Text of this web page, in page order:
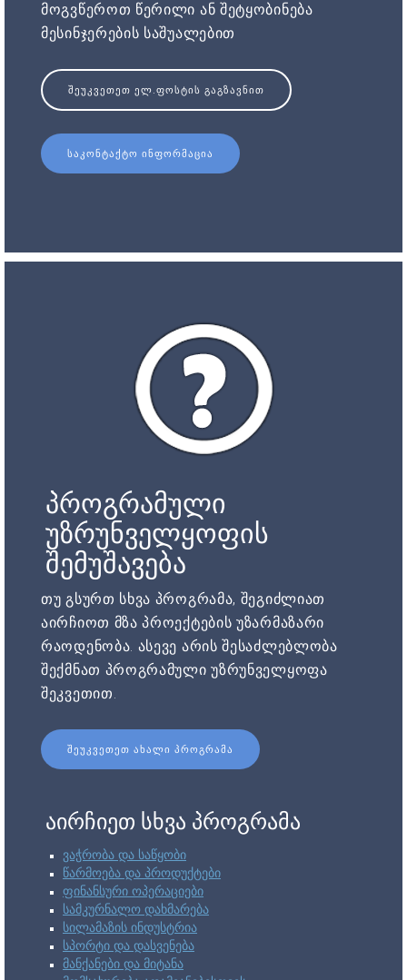
მოგვწეროთ წერილი ან შეტყობინება
მესინჯერების საშუალებით
ᲨᲔᲣᲙᲕᲔᲗᲔᲗ ᲔᲚ.ᲤᲝᲡᲢᲘᲡ ᲒᲐᲒᲖᲐᲕᲜᲘᲗ
ᲡᲐᲙᲝᲜᲢᲐᲥᲢᲝ ᲘᲜᲤᲝᲠᲛᲐᲪᲘᲐ
პროგრამული
უზრუნველყოფის
შემუშავება
თუ გსურთ სხვა პროგრამა, შეგიძლიათ
აირჩიოთ მზა პროექტების უზარმაზარი
რაოდენობა. ასევე არის შესაძლებლობა
შექმნათ პროგრამული უზრუნველყოფა
შეკვეთით.
ᲨᲔᲣᲙᲕᲔᲗᲔᲗ ᲐᲮᲐᲚᲘ ᲞᲠᲝᲒᲠᲐᲛᲐ
აირჩიეთ სხვა პროგრამა
ვაჭრობა და საწყობი
წარმოება და პროდუქტები
ფინანსური ოპერაციები
სამკურნალო დახმარება
სილამაზის ინდუსტრია
სპორტი და დასვენება
მანქანები და მიტანა